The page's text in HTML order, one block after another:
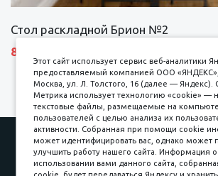
Стол раскладной Брион №2
8690 р.
Наши работы
Доставка и сборка
Этот сайт использует сервис веб-аналитики
предоставляемый компанией ООО «ЯНДЕКС»,
Москва, ул. Л. Толстого, 16 (далее — Яндекс).
Метрика использует технологию «cookie» —
текстовые файлы, размещаемые на
пользователей с целью анализа их
активности. Собранная при помощи cookie
может идентифицировать вас, однако может
улучшить работу нашего сайта. Информация
использовании вами данного сайта,